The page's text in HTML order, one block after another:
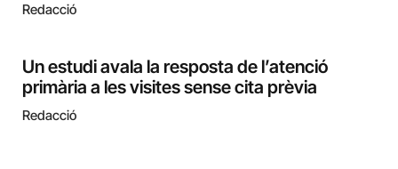
Redacció
Un estudi avala la resposta de l’atenció
primària a les visites sense cita prèvia
Redacció